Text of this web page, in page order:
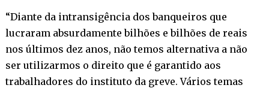
“Diante da intransigência dos banqueiros que
lucraram absurdamente bilhões e bilhões de reais
nos últimos dez anos, não temos alternativa a não
ser utilizarmos o direito que é garantido aos
trabalhadores do instituto da greve. Vários temas